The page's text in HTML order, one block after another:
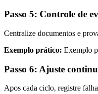
Passo 5: Controle de
Centralize documentos e
Exemplo prático: Exemplo
Passo 6: Ajuste
Apos cada ciclo, registre